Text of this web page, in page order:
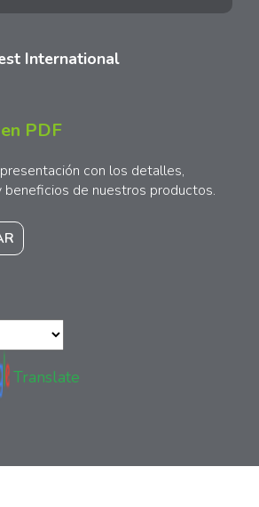
International
PDF
con los detalles,
beneficios de nuestros productos.
Translate